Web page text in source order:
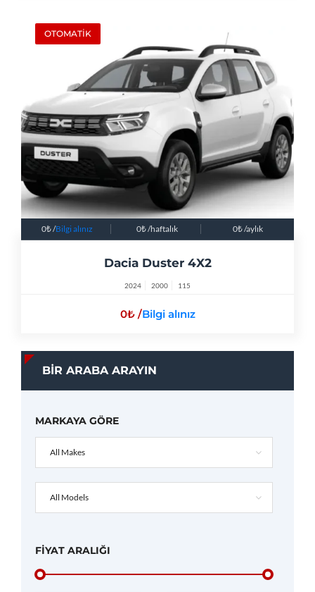
OTOMATİK
0 /Bilgi alınız 0 /haftalık 0 /aylık
Dacia Duster 4X2
2024 2000 115
0 /Bilgi alınız
BIR ARABA ARAYIN
MARKAYA GÖRE
All Makes
All Models
FIYAT ARALIĞI